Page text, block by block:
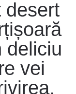
desert
deliciu
vei